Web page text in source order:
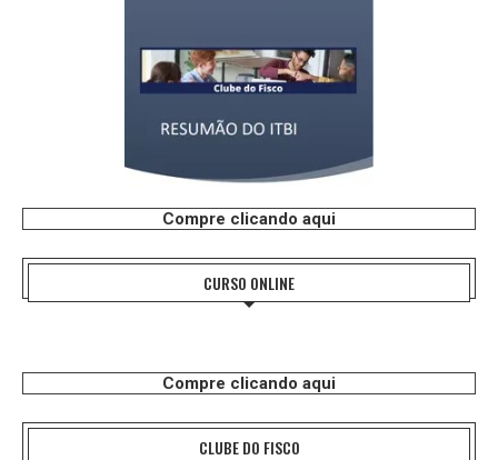
Compre clicando aqui
CURSO ONLINE
Compre clicando aqui
CLUBE DO FISCO